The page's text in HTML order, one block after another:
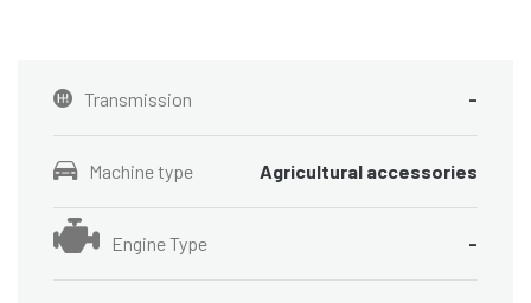
Transmission -
Machine type Agricultural accessories
Engine Type -